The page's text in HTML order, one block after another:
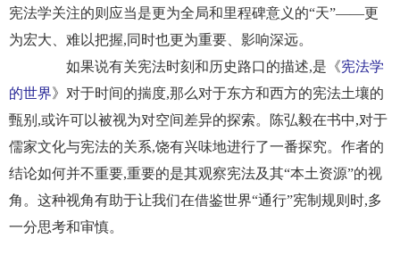
宪法学关注的则应当是更为全局和里程碑意义的“天”——更
为宏大、难以把握,同时也更为重要、影响深远。
如果说有关宪法时刻和历史路口的描述,是《宪法学
的世界》对于时间的揣度,那么对于东方和西方的宪法土壤的
甄别,或许可以被视为对空间差异的探索。陈弘毅在书中,对于
儒家文化与宪法的关系,饶有兴味地进行了一番探究。作者的
结论如何并不重要,重要的是其观察宪法及其“本土资源”的视
角。这种视角有助于让我们在借鉴世界“通行”宪制规则时,多
一分思考和审慎。